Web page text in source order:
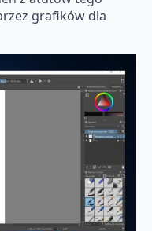
grafików dla